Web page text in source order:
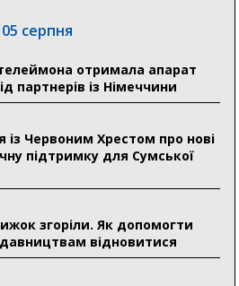
05 серпня
отримала апарат
партнерів із Німеччини
із Червоним Хрестом про нові
підтримку для Сумської
згоріли. Як допомогти
відновитися